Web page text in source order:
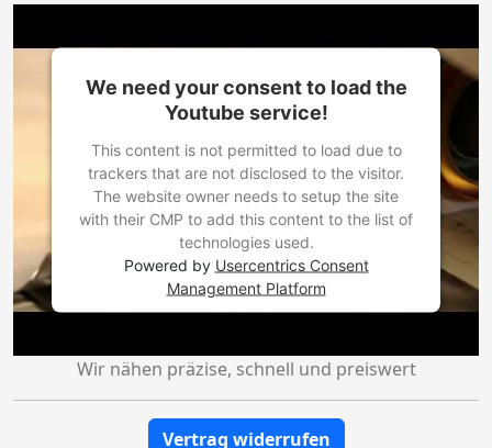
We need your consent to load the
Youtube service!
This content is not permitted to load due to
trackers that are not disclosed to the visitor.
The website owner needs to setup the site
with their CMP to add this content to the list of
technologies used.
Powered by Usercentrics Consent
Management Platform
Wir nähen präzise, schnell und preiswert
Vertrag widerrufen